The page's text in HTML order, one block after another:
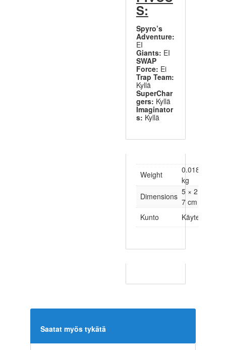
S:
Spyro’s
Adventure:
EI
Giants: EI
SWAP
Force: Ei
Trap Team:
Kyllä
SuperChar
gers: Kyllä
Imaginator
s: Kyllä
Weight
0.018
kg
Dimensions 5 × 2 ×
7 cm
Kunto
Käytetty
Saatat myös tykätä